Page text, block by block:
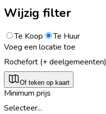
Wijzig filter
Te Koop
Te Huur
Voeg een locatie toe
Rochefort (+ deelgemeenten)
Of teken op kaart
Minimum prijs
Selecteer...